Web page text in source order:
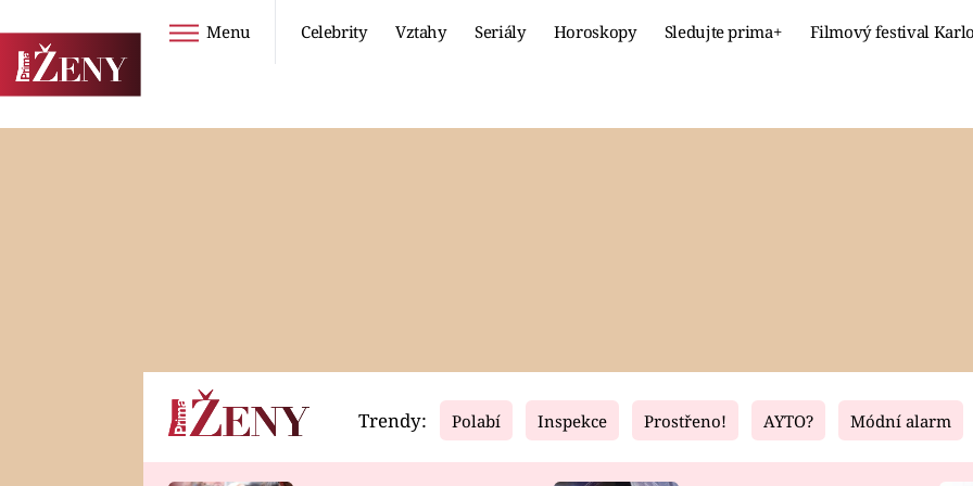
Menu Celebrity Vztahy Seriály Horoskopy Sledujte prima+ Filmový festival
Horoskopy Video Fresh Living
Trendy: Polabí Inspekce Prostřeno! AYTO? Módní alarm